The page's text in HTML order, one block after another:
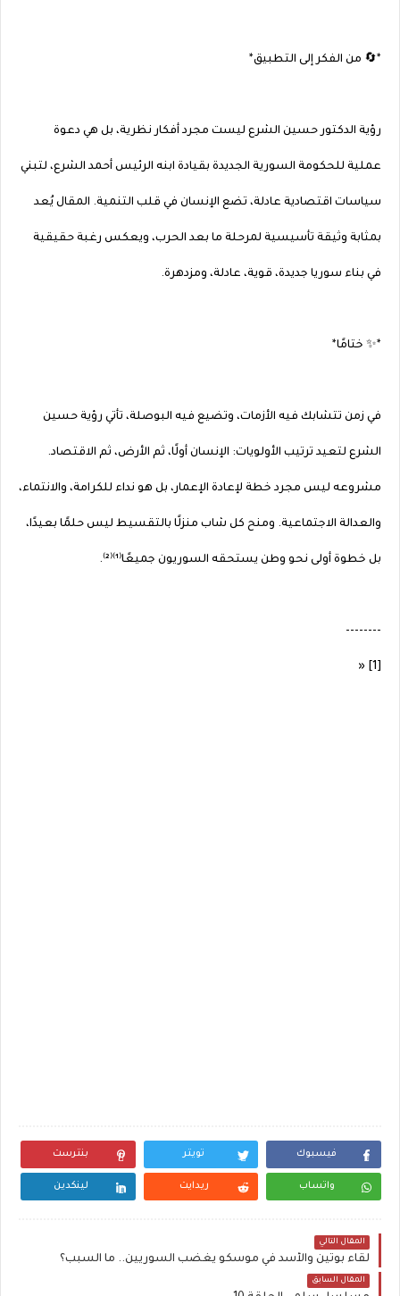
*🔄 من الفكر إلى التطبيق*
رؤية الدكتور حسين الشرع ليست مجرد أفكار نظرية، بل هي دعوة
عملية للحكومة السورية الجديدة بقيادة ابنه الرئيس أحمد الشرع، لتبني
سياسات اقتصادية عادلة، تضع الإنسان في قلب التنمية. المقال يُعد
بمثابة وثيقة تأسيسية لمرحلة ما بعد الحرب، ويعكس رغبة حقيقية
في بناء سوريا جديدة، قوية، عادلة، ومزدهرة.
*✨ ختامًا*
في زمن تتشابك فيه الأزمات، وتضيع فيه البوصلة، تأتي رؤية حسين
الشرع لتعيد ترتيب الأولويات: الإنسان أولًا، ثم الأرض، ثم الاقتصاد.
مشروعه ليس مجرد خطة لإعادة الإعمار، بل هو نداء للكرامة، والانتماء،
والعدالة الاجتماعية. ومنح كل شاب منزلًا بالتقسيط ليس حلمًا بعيدًا،
بل خطوة أولى نحو وطن يستحقه السوريون جميعًا⁽¹⁾⁽²⁾.
--------
[1] «
فيسبوك تويتر بنترست
واتساب ريدايت لينكدين
المقال التالي
لقاء بوتين والأسد في موسكو يغضب السوريين.. ما السبب؟
المقال السابق